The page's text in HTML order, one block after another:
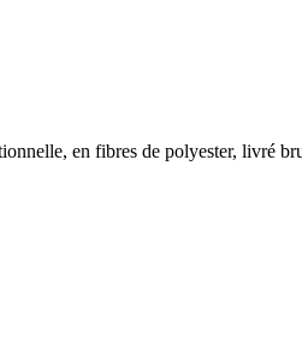
en fibres de polyester, livré